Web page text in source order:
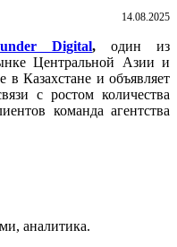
14.08.2025
Digital, один из
Центральной Азии и
Казахстане и объявляет
с ростом количества
команда агентства
аналитика.